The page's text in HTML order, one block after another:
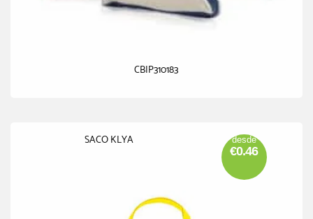
CBIP310183
SACO KLYA desde
€0.46